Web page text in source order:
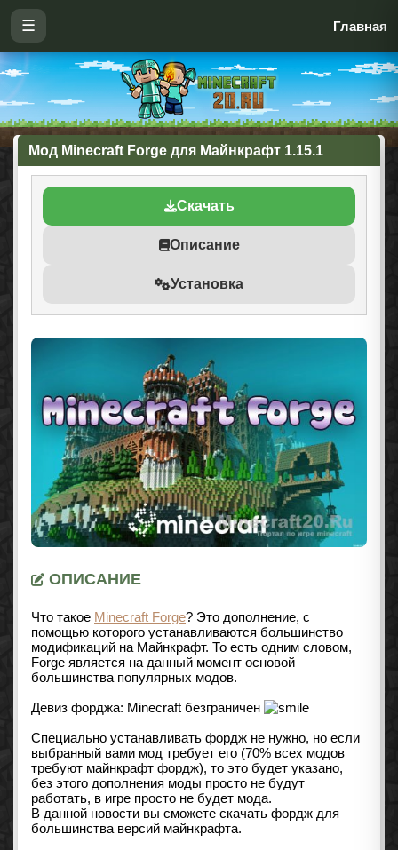
☰ Главная
Мод Minecraft Forge для Майнкрафт 1.15.1
Скачать
Описание
Установка
ОПИСАНИЕ
Что такое Minecraft Forge? Это дополнение, с
помощью которого устанавливаются большинство
модификаций на Майнкрафт. То есть одним словом,
Forge является на данный момент основой
большинства популярных модов.
Девиз форджа: Minecraft безграничен
Специально устанавливать фордж не нужно, но если
выбранный вами мод требует его (70% всех модов
требуют майнкрафт фордж), то это будет указано,
без этого дополнения моды просто не будут
работать, в игре просто не будет мода.
В данной новости вы сможете скачать фордж для
большинства версий майнкрафта.